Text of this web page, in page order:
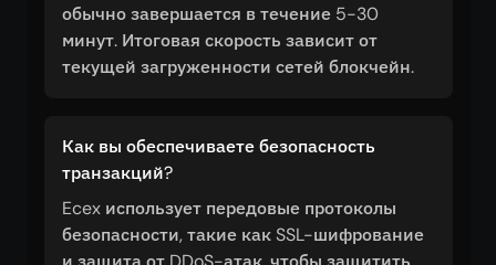
обычно завершается в течение 5-30
минут. Итоговая скорость зависит от
текущей загруженности сетей блокчейн.
Как вы обеспечиваете безопасность
транзакций?
Ecex использует передовые протоколы
безопасности, такие как SSL-шифрование